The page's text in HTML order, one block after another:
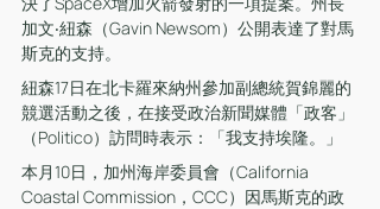
加文‧紐森（Gavin Newsom）公開表達了對馬
斯克的支持。
紐森17日在北卡羅來納州參加副總統賀錦麗的
競選活動之後，在接受政治新聞媒體「政客」
（Politico）訪問時表示：「我支持埃隆。」
本月10日，加州海岸委員會（California
Coastal Commission，CCC）因馬斯克的政